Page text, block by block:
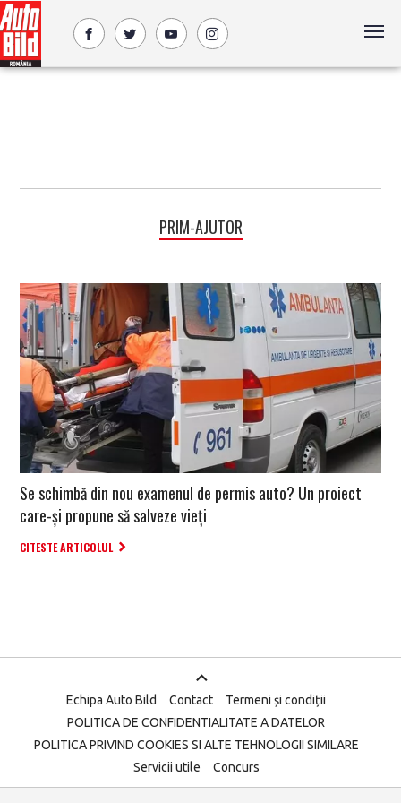
PRIM-AJUTOR
Se schimbă din nou examenul de permis auto? Un proiect
care-și propune să salveze vieți
CITESTE ARTICOLUL
Echipa Auto Bild Contact
Termeni și condiții
POLITICA DE CONFIDENTIALITATE A DATELOR
POLITICA PRIVIND COOKIES SI ALTE TEHNOLOGII SIMILARE
Servicii utile
Concurs